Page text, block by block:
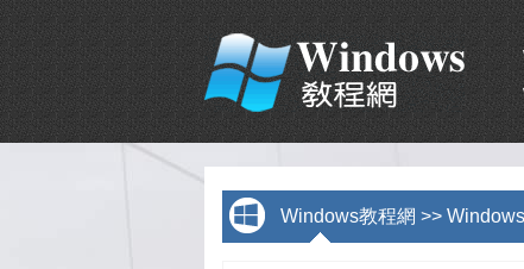
Windows教程網 >>